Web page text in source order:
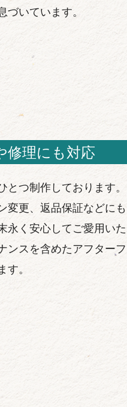
いています。
修理にも対応
つ制作しております。
変更、返品保証などにも
永く安心してご愛用いた
ンスを含めたアフターフ
。